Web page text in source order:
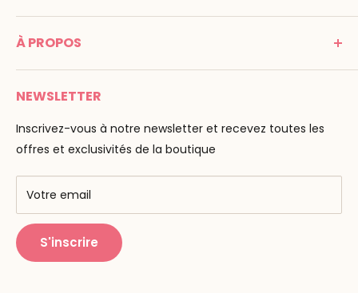
Tél : 05 53 61 21 26
Email :info@montessori-spirit.com
C G V
Mentions légales
Paiement
Livraison
F.A.Q
À PROPOS
Montessori Spirit
Maria Montessori
La pédagogie
Nos marques
Centres de formation
Public Montessori
NEWSLETTER
Inscrivez-vous à notre newsletter et recevez toutes les
offres et exclusivités de la boutique
Votre email
S'inscrire